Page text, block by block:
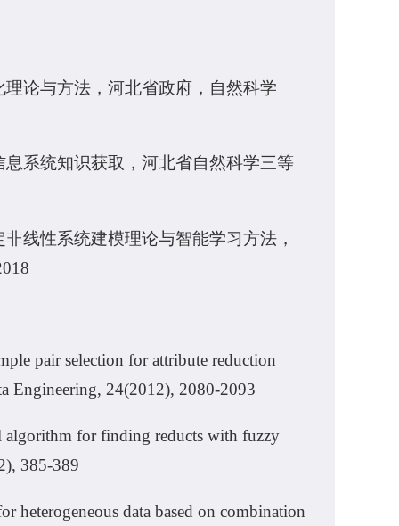
论与方法，河北省政府，自然科学
系统知识获取，河北省自然科学三等
线性系统建模理论与智能学习方法，
pair selection for attribute reduction
Engineering, 24(2012), 2080-2093
algorithm for finding reducts with fuzzy
385-389
heterogeneous data based on combination